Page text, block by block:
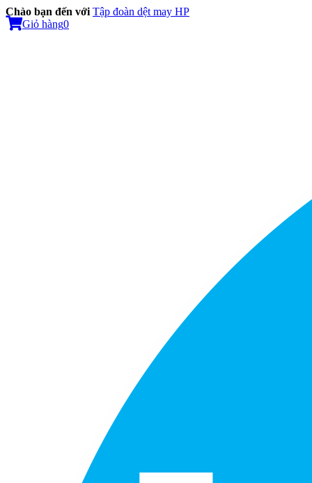
Chào bạn đến với Tập đoàn dệt may HP
Giỏ hàng0